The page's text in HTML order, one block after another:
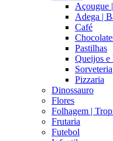
Açougue
Adega |
Café
Pastilhas
Queijos e
Sorveteria
Pizzaria
Dinossauro
Flores
Folhagem |
Frutaria
Futebol